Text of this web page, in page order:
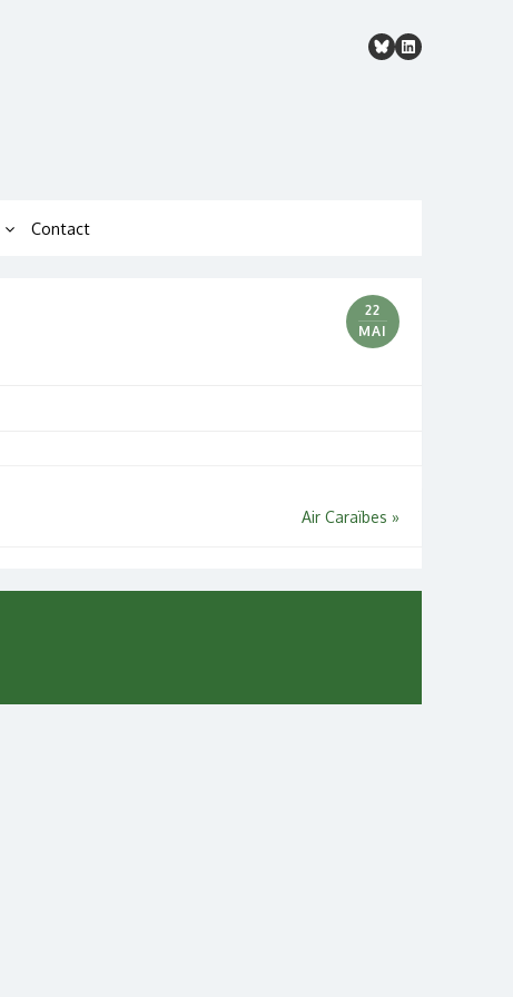
Contact
22
MAI
Air Caraïbes »